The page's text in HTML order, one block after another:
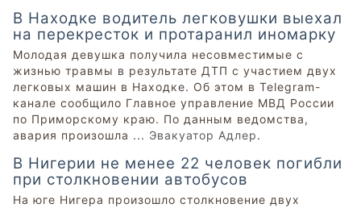
В Находке водитель легковушки выехал
на перекресток и протаранил иномарку
Молодая девушка получила несовместимые с
жизнью травмы в результате ДТП с участием двух
легковых машин в Находке. Об этом в Telegram-
канале сообщило Главное управление МВД России
по Приморскому краю. По данным ведомства,
авария произошла ... Эвакуатор Адлер.
В Нигерии не менее 22 человек погибли
при столкновении автобусов
На юге Нигера произошло столкновение двух